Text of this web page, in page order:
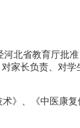
北省教育厅批
家长负责、对
》、《中医康